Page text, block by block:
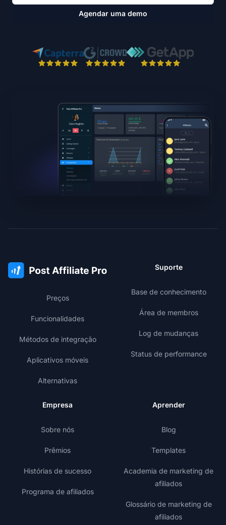
Agendar uma demo
Preços
Funcionalidades
Métodos de integração
Aplicativos móveis
Alternativas
Suporte
Base de conhecimento
Área de membros
Log de mudanças
Status de performance
Empresa
Sobre nós
Prêmios
Histórias de sucesso
Programa de afiliados
Aprender
Blog
Templates
Academia de marketing de
afiliados
Glossário de marketing de
afiliados